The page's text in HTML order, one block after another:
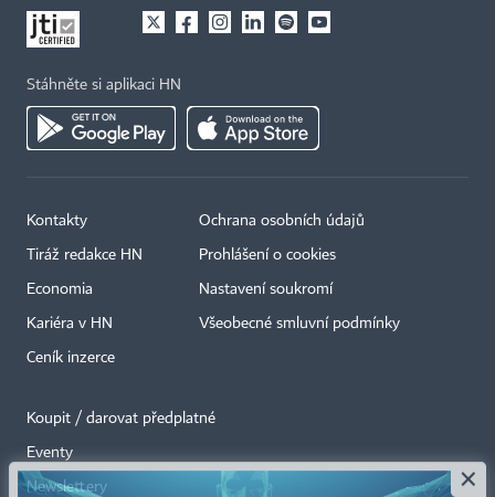
Stáhněte si aplikaci HN
Kontakty
Tiráž redakce HN
Economia
Kariéra v HN
Ceník inzerce
Ochrana osobních údajů
Prohlášení o cookies
Nastavení soukromí
Všeobecné smluvní podmínky
Koupit / darovat předplatné
Eventy
Newslettery
×